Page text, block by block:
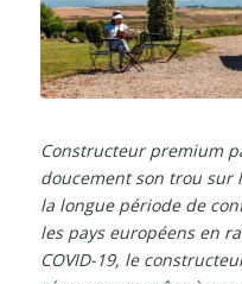
Constructeur premium
doucement son trou sur
la longue période de
les pays européens en
COVID-19, le